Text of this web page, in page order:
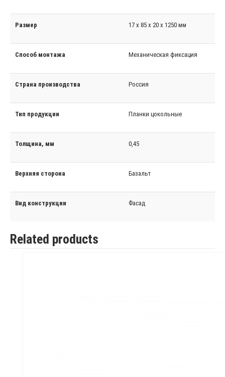
Размер 17 х 85 х 20 х 1250 мм
Способ монтажа Механическая фиксация
Страна производства Россия
Тип продукции Планки цокольные
Толщина, мм 0,45
Верхняя сторона Базальт
Вид конструкции Фасад
Related products